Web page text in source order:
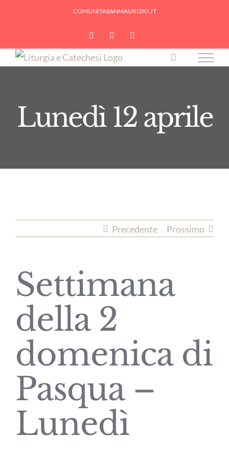
COMUNITASANMAURIZIO.IT
YouTubeFacebook
Lunedì 12 aprile
Precedente Prossimo
Settimana
della 2
domenica di
Pasqua –
Lunedì